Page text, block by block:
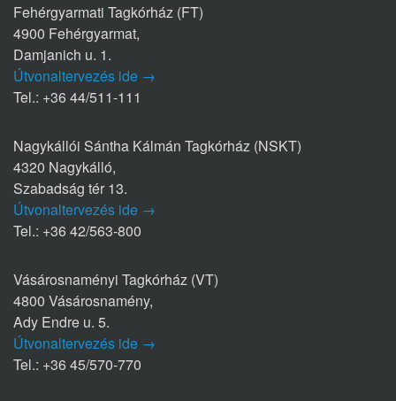
Fehérgyarmati Tagkórház (FT)
4900 Fehérgyarmat,
Damjanich u. 1.
Útvonaltervezés ide →
Tel.: +36 44/511-111
Nagykállói Sántha Kálmán Tagkórház (NSKT)
4320 Nagykálló,
Szabadság tér 13.
Útvonaltervezés ide →
Tel.: +36 42/563-800
Vásárosnaményi Tagkórház (VT)
4800 Vásárosnamény,
Ady Endre u. 5.
Útvonaltervezés ide →
Tel.: +36 45/570-770